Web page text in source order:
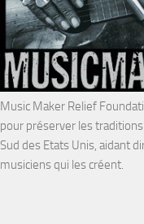
Music Maker Relief
pour préserver les
Sud des Etats Unis, aidant
musiciens qui les créent.